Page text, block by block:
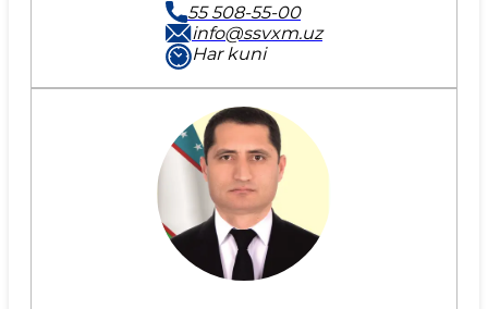
55 508-55-00
info@ssvxm.uz
Har kuni